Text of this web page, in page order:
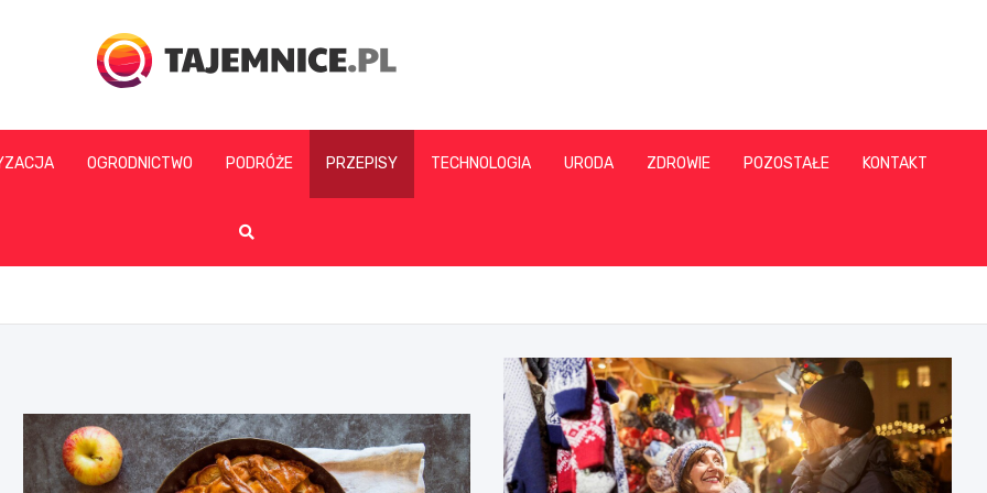
tajemnice.pl
OGRODNICTWO PODRÓŻE PRZEPISY TECHNOLOGIA URODA ZDROWIE POZOSTAŁE KONTAKT